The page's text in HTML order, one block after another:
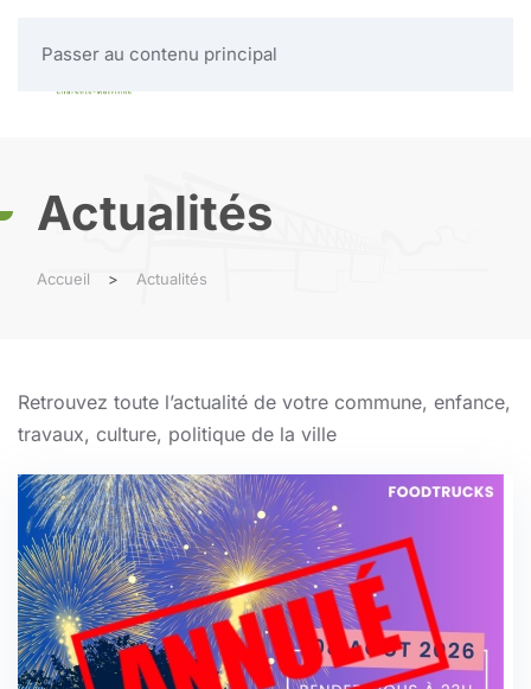
Passer au contenu principal
Actualités
Accueil Actualités
Retrouvez toute l’actualité de votre commune, enfance,
travaux, culture, politique de la ville